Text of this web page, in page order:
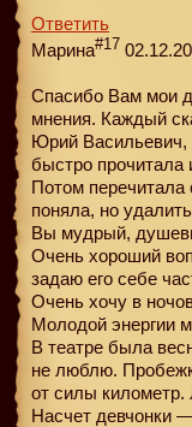
Ответить
Марина#17
Спасибо Вам мои
мнения. Каждый
Юрий Васильевич,
быстро прочитала
Потом перечитала
поняла, но
Вы мудрый,
Очень хороший
задаю его себе
Очень хочу в
Молодой энергии
В театре была
не люблю.
от силы километр.
Насчет девчонки